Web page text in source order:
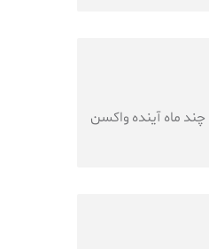
ماه آینده واکسن